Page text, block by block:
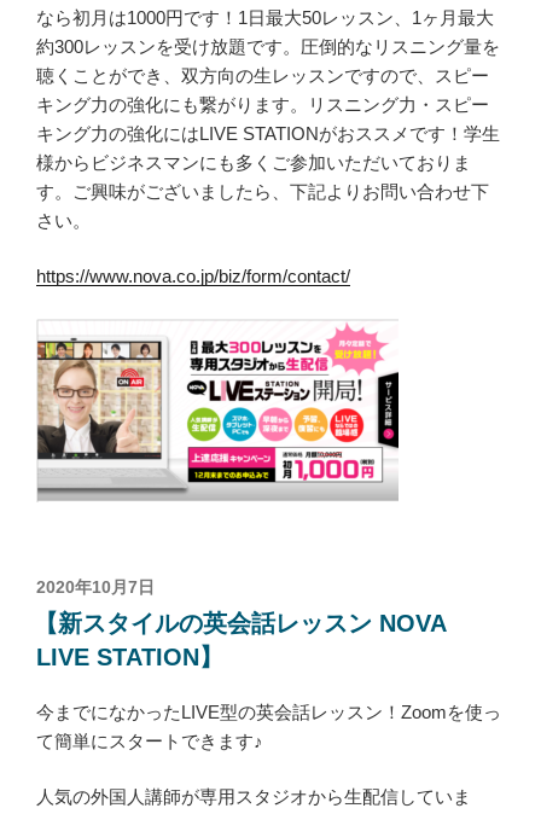
なら初月は1000円です！1日最大50レッスン、1ヶ月最大
約300レッスンを受け放題です。圧倒的なリスニング量を
聴くことができ、双方向の生レッスンですので、スピー
キング力の強化にも繋がります。リスニング力・スピー
キング力の強化にはLIVE STATIONがおススメです！学生
様からビジネスマンにも多くご参加いただいておりま
す。ご興味がございましたら、下記よりお問い合わせ下
さい。
https://www.nova.co.jp/biz/form/contact/
投
稿
日:
2020年10月7日
【新スタイルの英会話レッスン NOVA
LIVE STATION】
今までになかったLIVE型の英会話レッスン！Zoomを使っ
て簡単にスタートできます♪
人気の外国人講師が専用スタジオから生配信していま